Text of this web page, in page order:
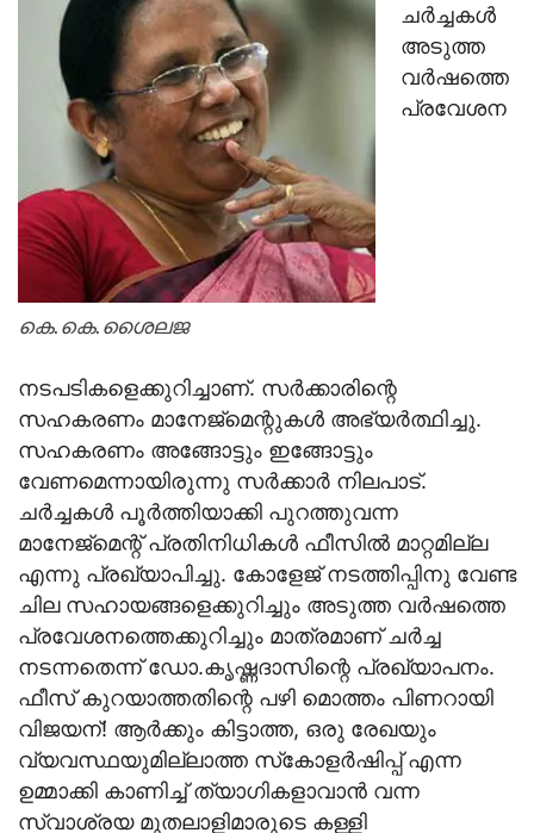
കെ.കെ.ശൈലജ
ചര്‍ച്ചകള്‍
അടുത്ത
വര്‍ഷത്തെ
പ്രവേശന
നടപടികളെക്കുറിച്ചാണ്. സര്‍ക്കാരിന്റെ
സഹകരണം മാനേജ്‌മെന്റുകള്‍ അഭ്യര്‍ത്ഥിച്ചു.
സഹകരണം അങ്ങോട്ടും ഇങ്ങോട്ടും
വേണമെന്നായിരുന്നു സര്‍ക്കാര്‍ നിലപാട്.
ചര്‍ച്ചകള്‍ പൂര്‍ത്തിയാക്കി പുറത്തുവന്ന
മാനേജ്‌മെന്റ് പ്രതിനിധികള്‍ ഫീസില്‍ മാറ്റമില്ല
എന്നു പ്രഖ്യാപിച്ചു. കോളേജ് നടത്തിപ്പിനു വേണ്ട
ചില സഹായങ്ങളെക്കുറിച്ചും അടുത്ത വര്‍ഷത്തെ
പ്രവേശനത്തെക്കുറിച്ചും മാത്രമാണ് ചര്‍ച്ച
നടന്നതെന്ന് ഡോ.കൃഷ്ണദാസിന്റെ പ്രഖ്യാപനം.
ഫീസ് കുറയാത്തതിന്റെ പഴി മൊത്തം പിണറായി
വിജയന്! ആര്‍ക്കും കിട്ടാത്ത, ഒരു രേഖയും
വ്യവസ്ഥയുമില്ലാത്ത സ്‌കോളര്‍ഷിപ്പ് എന്ന
ഉമ്മാക്കി കാണിച്ച് ത്യാഗികളാവാന്‍ വന്ന
സ്വാശ്രയ മുതലാളിമാരുടെ കള്ളി